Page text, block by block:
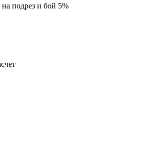
подрез и бой 5%